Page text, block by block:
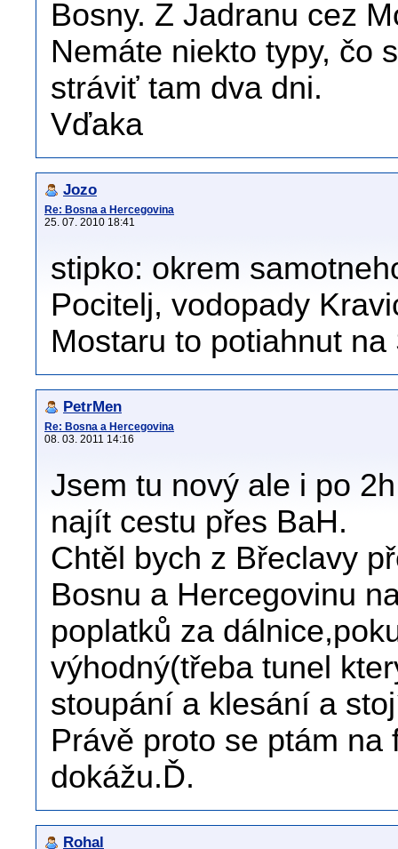
Bosny. Z Jadranu cez
Nemáte niekto typy, čo
stráviť tam dva dni.
Vďaka
Jozo
Re: Bosna a Hercegovina
25. 07. 2010 18:41
stipko: okrem
Pocitelj, vodopady
Mostaru to potiahnut
PetrMen
Re: Bosna a Hercegovina
08. 03. 2011 14:16
Jsem tu nový ale i po
najít cestu přes BaH.
Chtěl bych z Břeclavy
Bosnu a Hercegovinu
poplatků za
výhodný(třeba tunel
stoupání a klesání a
Právě proto se ptám
dokážu.Ď.
Rohal